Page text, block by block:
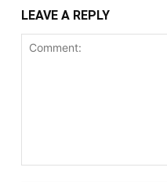
LEAVE A REPLY